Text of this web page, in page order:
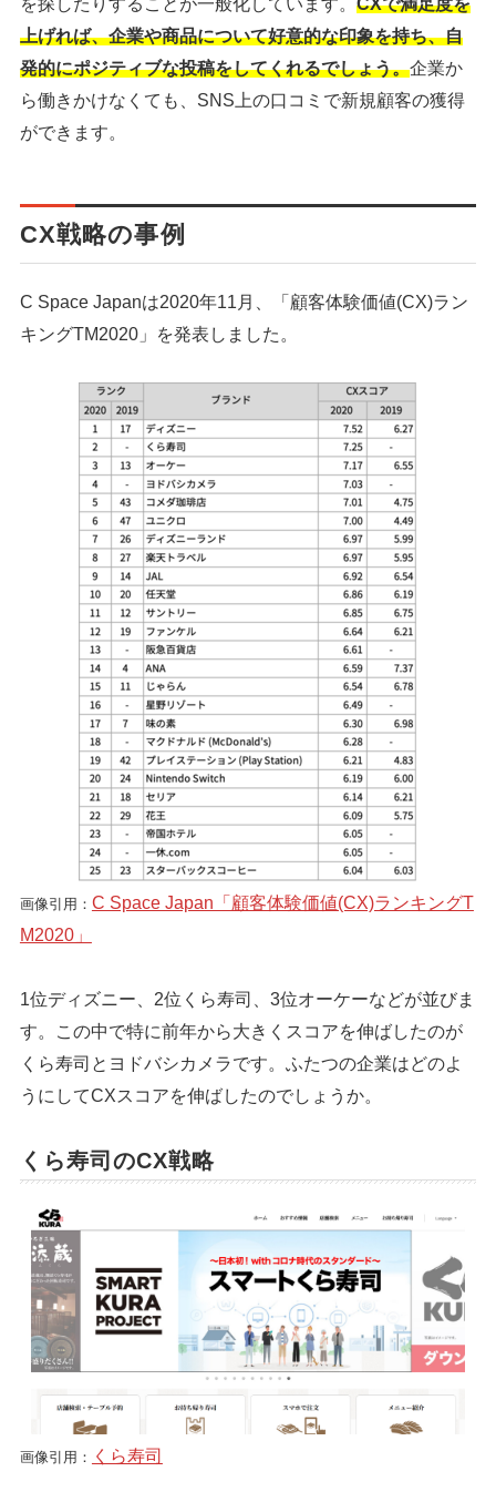
上げれば、企業や商品について好意的な印象を持ち、自
発的にポジティブな投稿をしてくれるでしょう。企業か
ら働きかけなくても、SNS上の口コミで新規顧客の獲得
ができます。
CX戦略の事例
C Space Japanは2020年11月、「顧客体験価値(CX)ラン
キングTM2020」を発表しました。
画像引用： C Space Japan「顧客体験価値(CX)ランキングT
M2020」
1位ディズニー、2位くら寿司、3位オーケーなどが並びま
す。この中で特に前年から大きくスコアを伸ばしたのが
くら寿司とヨドバシカメラです。ふたつの企業はどのよ
うにしてCXスコアを伸ばしたのでしょうか。
くら寿司のCX戦略
画像引用： くら寿司
シェア 投稿